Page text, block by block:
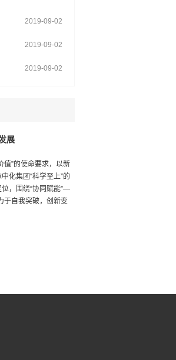
2019-09-02
2019-09-02
2019-09-02
展
值”的使命要求，以新
化集团“科学至上”的
，围绕“协同赋能”—
于自我突破，创新变